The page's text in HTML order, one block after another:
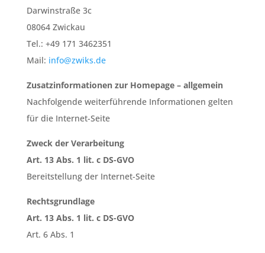
Darwinstraße 3c
08064 Zwickau
Tel.: +49 171 3462351
Mail: info@zwiks.de
Zusatzinformationen zur Homepage – allgemein
Nachfolgende weiterführende Informationen gelten
für die Internet-Seite
Zweck der Verarbeitung
Art. 13 Abs. 1 lit. c DS-GVO
Bereitstellung der Internet-Seite
Rechtsgrundlage
Art. 13 Abs. 1 lit. c DS-GVO
Art. 6 Abs. 1